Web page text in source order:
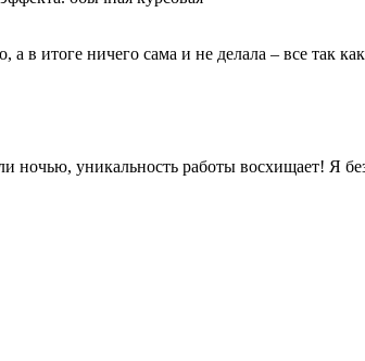
в итоге ничего сама и не делала – все так
ночью, уникальность работы восхищает! Я